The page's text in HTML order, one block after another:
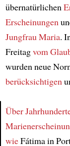
Article
übernatürlichen
Erscheinungen
Jungfrau Maria.
Freitagvom
wurden neue
berücksichtigen
Über
wieFátima in